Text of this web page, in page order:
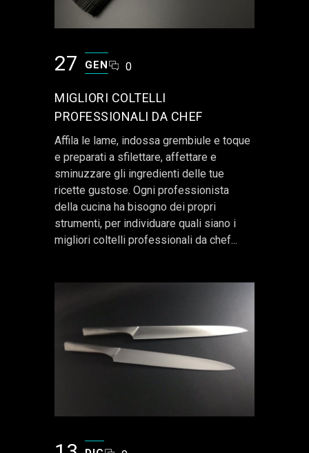
27 GEN 0
MIGLIORI COLTELLI
PROFESSIONALI DA CHEF
Affila le lame, indossa grembiule e toque
e preparati a sfilettare, affettare e
sminuzzare gli ingredienti delle tue
ricette gustose. Ogni professionista
della cucina ha bisogno dei propri
strumenti, per individuare quali siano i
migliori coltelli professionali da chef...